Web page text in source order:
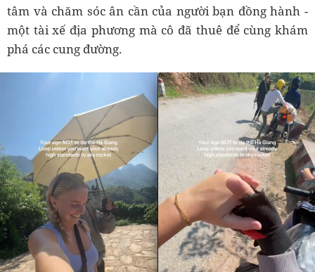
tâm và chăm sóc ân cần của người bạn đồng hành -
một tài xế địa phương mà cô đã thuê để cùng khám
phá các cung đường.